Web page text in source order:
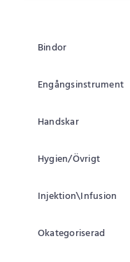
Bindor
Engångsinstrument
Handskar
Hygien/Övrigt
Injektion\Infusion
Okategoriserad